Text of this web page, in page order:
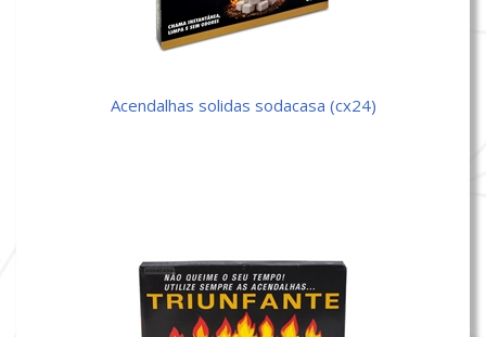
acendalhas solidas sodacasa (cx24)